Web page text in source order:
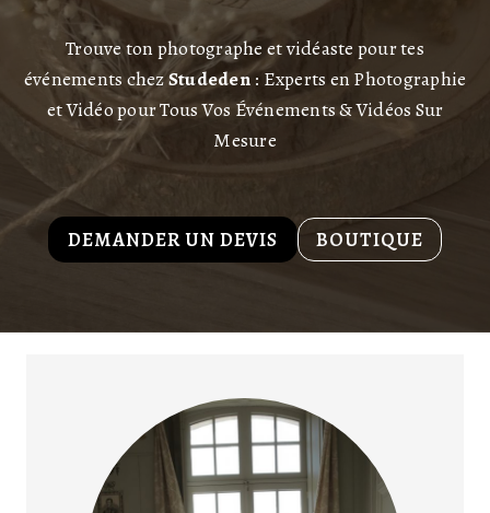
Trouve ton photographe et vidéaste pour tes
événements chezStudeden: Experts en Photographie
et Vidéo pour Tous Vos Événements & Vidéos Sur
Mesure
DEMANDER UN DEVIS BOUTIQUE